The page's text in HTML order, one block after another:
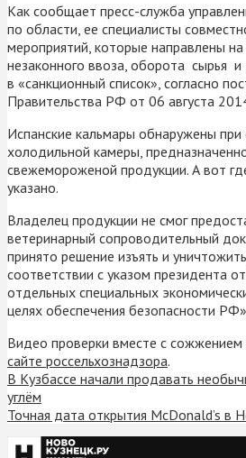
Как сообщает пресс-служба
по области, ее специалисты
мероприятий, которые направлены на
незаконного ввоза, оборота сырья
в «санкционный список», согласно
Правительства РФ от 06 августа
Испанские кальмары обнаружены
холодильной камеры,
свежемороженой продукции. А вот
указано.
Владелец продукции не смог
ветеринарный сопроводительный
принято решение изъять и
соответствии с указом президента
отдельных специальных
целях обеспечения безопасности
Видео проверки вместе с
сайте россельхознадзора.
В Кузбассе начали продавать
углём
Точная дата открытия McDonald’s в